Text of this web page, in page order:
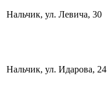
Нальчик, ул. Левича, 30
Нальчик, ул. Идарова, 24